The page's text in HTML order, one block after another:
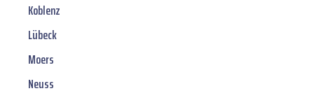
Koblenz
Lübeck
Moers
Neuss